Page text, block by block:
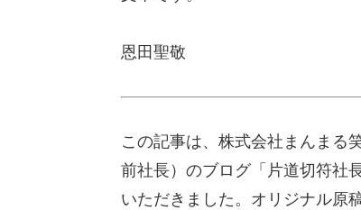
恩田聖敬
この記事は、株式会社まんまる
前社長）のブログ「片道切符社
いただきました。オリジナル原